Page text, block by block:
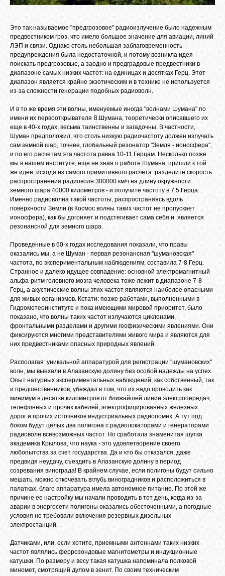
Это так называемое "предгрозовое" радиоизлучение было надежным
предвестником гроз, что имело большое значение для авиации, линий
ЛЭП и связи. Однако столь небольшая заблаговременность
предупреждения была недостаточной, и потому возникла идея
поискать предгрозовые, а заодно и предградовые предвестники в
диапазоне самых низких частот: на единицах и десятках Герц. Этот
диапазон является крайне экзотическим и в технике не используется
из-за сложности генерации подобных радиоволн.
И в то же время эти волны, именуемые иногда "волнами Шумана" по
имени их первооткрывателя В.Шумана, теоретически описавшего их
еще в 40-х годах, весьма таинственны и загадочны. В частности,
Шуман предположил, что столь низкую радиочастоту должен излучать
сам земной шар, точнее, глобальный резонатор "Земля - ионосфера",
и по его расчетам эта частота равна 10-11 Герцам. Несколько позже
мы в нашем институте, еще не зная о работе Шумана, пришли к той
же идее, исходя из самого примитивного расчета: разделите скорость
распространения радиоволн 300000 км/ч на длину окружности
земного шара 40000 километров - и получите частоту в 7.5 Герца.
Именно радиоволна такой частоты, распространяясь вдоль
поверхности Земли (в Космос волны таких частот не пропускает
ионосфера), как бы догоняет и подстегивает сама себя и является
резонансной для земного шара.
Проведенные в 60-х годах исследования показали, что правы
оказались мы, а не Шуман - первая резонансная "шумановская"
частота, по экспериментальным наблюдениям, составила 7-8 Герц.
Странное и далеко идущее совпадение: основной электромагнитный
альфа-ритм головного мозга человека тоже лежит в диапазоне 7-8
Герц, а акустические волны этих частот являются наиболее опасными
для живых организмов. Кстати: позже работами, выполненными в
Гидрометеоинституте и пока имеющими мировой приоритет, было
показано, что волны таких частот излучаются циклонами,
фронтальными разделами и другими геофизическими явлениями. Они
фиксируются многими представителями живого мира и являются для
них предвестниками опасных природных явлений.
Располагая уникальной аппаратурой для регистрации "шумановских"
волн, мы выехали в Алазанскую долину без особой надежды на успех.
Опыт натурных экспериментальных наблюдений, как собственный, так
и предшественников, убеждал в том, что их надо проводить как
минимум в десятке километров от ближайшей линии электропередач,
телефонных и прочих кабелей, электрофицированных железных
дорог и прочих источников индустриальных радиопомех. А тут под
боком будут целых два полигона с радиолокаторами и генераторами
радиоволн всевозможных частот. Но сработала знаменитая шутка
академика Крылова, что наука - это удовлетворение своего
любопытства за счет государства. Да и кто бы отказался, даже
предвидя неудачу, съездить в Алазанскую долину в период
созревания винограда! В крайнем случае, если полигоны будут сильно
мешать, можно откочевать вглубь виноградников и расположиться в
палатках, благо аппаратура имела автономное питание. По этой же
причине ее настройку мы начали проводить в тот день, когда из-за
аварии в энергосети полигоны оказались обесточенными, а погодные
условия не требовали включения резервных дизельных
электростанций.
Датчиками, или, если хотите, приемными антеннами таких низких
частот являлись феррозондовые магнитометры и индукционные
катушки. По размеру и весу такая катушка напоминала полковой
миномет, смотрящий дулом в зенит. По своим техническим